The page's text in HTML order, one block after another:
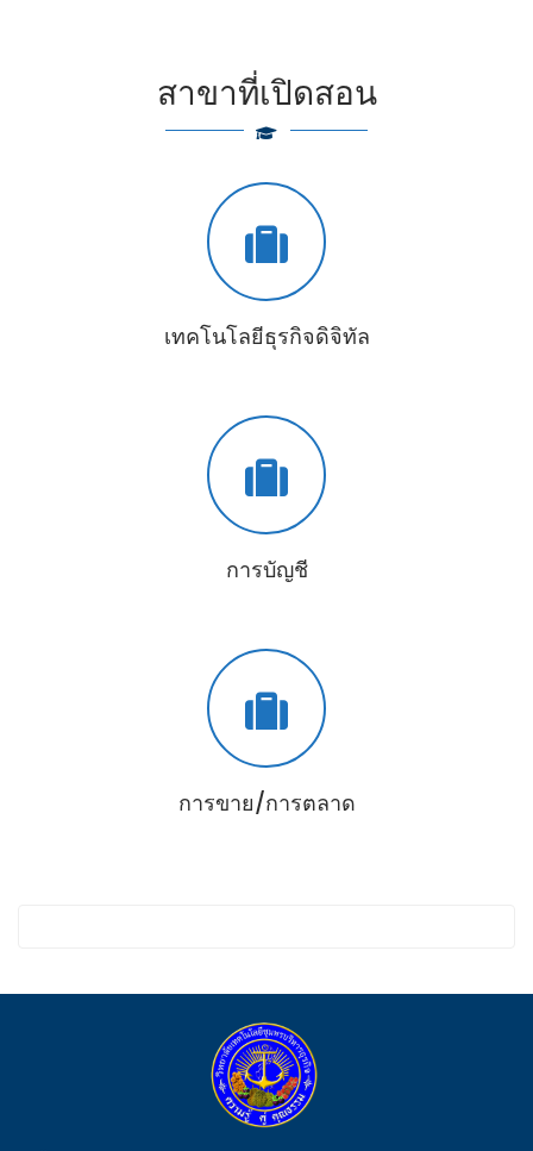
สาขาที่เปิดสอน
เทคโนโลยีธุรกิจดิจิทัล
การบัญชี
การขาย/การตลาด